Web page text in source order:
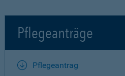
Pflegeanträge
Pflegeantrag